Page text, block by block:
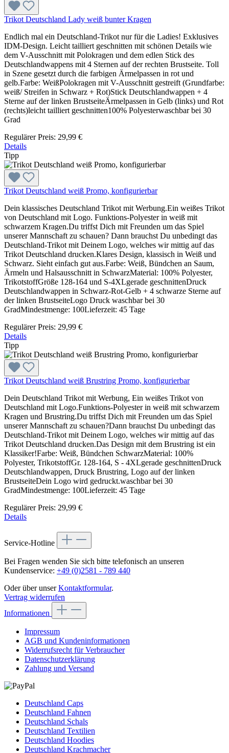
Trikot Deutschland Lady weiß bunter Kragen
Endlich mal ein Deutschland-Trikot nur für die Ladies! Exklusives
IDM-Design. Leicht tailliert geschnitten mit schönen Details wie
dem V-Ausschnitt mit Polokragen und dem edlen Stick des
Deutschlandwappens mit 4 Sternen auf der rechten Brustseite. Toll
in Szene gesetzt durch die farbigen Ärmelpassen in rot und
gelb.Farbe: WeißPolokragen mit V-Ausschnitt gestreift (Grundfarbe:
weiß/ Streifen in Schwarz + Rot)Stick Deutschlandwappen + 4
Sterne auf der linken BrustseiteÄrmelpassen in Gelb (links) und Rot
(rechts)leicht tailliert geschnitten100% Polyesterwaschbar bei 30
Grad
Regulärer Preis: 29,99 €
Details
Tipp
Trikot Deutschland weiß Promo, konfigurierbar
Dein klassisches Deutschland Trikot mit Werbung.Ein weißes Trikot
von Deutschland mit Logo. Funktions-Polyester in weiß mit
schwarzem Kragen.Du triffst Dich mit Freunden um das Spiel
unserer Mannschaft zu schauen? Dann brauchst Du unbedingt das
Deutschland-Trikot mit Deinem Logo, welches wir mittig auf das
Trikot Deutschland drucken.Klares Design, klassisch in Weiß und
Schwarz. Sieht einfach gut aus.Farbe: Weiß, Bündchen an Saum,
Ärmeln und Halsausschnitt in SchwarzMaterial: 100% Polyester,
TrikotstoffGröße 128-164 und S-4XLgerade geschnittenDruck
Deutschlandwappen in Schwarz-Rot-Gelb + 4 schwarze Sterne auf
der linken BrustseiteLogo Druck waschbar bei 30
GradMindestmenge: 100Lieferzeit: 45 Tage
Regulärer Preis: 29,99 €
Details
Tipp
Trikot Deutschland weiß Brustring Promo, konfigurierbar
Dein Deutschland Trikot mit Werbung, Ein weißes Trikot von
Deutschland mit Logo.Funktions-Polyester in weiß mit schwarzem
Kragen und Brustring.Du triffst Dich mit Freunden um das Spiel
unserer Mannschaft zu schauen?Dann brauchst Du unbedingt das
Deutschland-Trikot mit Deinem Logo, welches wir mittig auf das
Trikot Deutschland drucken.Das Design mit dem Brustring ist ein
Klassiker!Farbe: Weiß, Bündchen SchwarzMaterial: 100%
Polyester, TrikotstoffGr. 128-164, S - 4XLgerade geschnittenDruck
Deutschlandwappen, Druck Brustring, Logo auf der linken
BrustseiteDein Logo wird gedruckt.waschbar bei 30
GradMindestmenge: 100Lieferzeit: 45 Tage
Regulärer Preis: 29,99 €
Details
Service-Hotline
Bei Fragen wenden Sie sich bitte telefonisch an unseren
Kundenservice: +49 (0)2581 - 789 440
Oder über unserKontaktformular.
Vertrag widerrufen
Informationen
Impressum
AGB und Kundeninformationen
Widerrufsrecht für Verbraucher
Datenschutzerklärung
Zahlung und Versand
Deutschland Caps
Deutschland Fahnen
Deutschland Schals
Deutschland Textilien
Deutschland Hoodies
Deutschland Krachmacher